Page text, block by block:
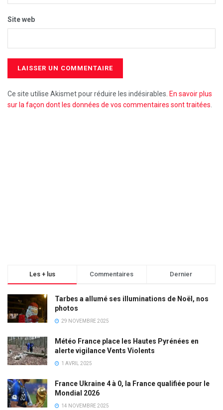
Site web
Ce site utilise Akismet pour réduire les indésirables. En savoir plus
sur la façon dont les données de vos commentaires sont traitées
Les + lus Commentaires Dernier
Tarbes a allumé ses illuminations de Noël, nos
photos
29 NOVEMBRE 2025
Météo France place les Hautes Pyrénées en
alerte vigilance Vents Violents
1 AVRIL 2025
France Ukraine 4 à 0, la France qualifiée pour le
Mondial 2026
14 NOVEMBRE 2025